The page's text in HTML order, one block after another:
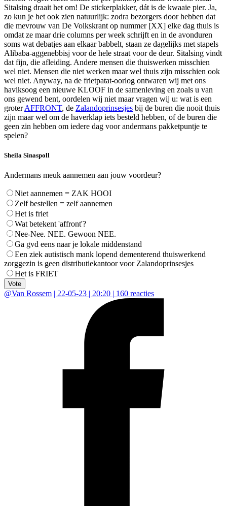
Sitalsing draait het om! De stickerplakker, dát is de kwaaie pier. Ja,
zo kun je het ook zien natuurlijk: zodra bezorgers door hebben dat
die mevrouw van De Volkskrant op nummer [XX] elke dag thuis is
omdat ze maar drie columns per week schrijft en in de avonduren
soms wat debatjes aan elkaar babbelt, staan ze dagelijks met stapels
Alibaba-aggenebbisj voor de hele straat voor de deur. Sitalsing vindt
dat fijn, die afleiding. Andere mensen die thuiswerken misschien
wel niet. Mensen die niet werken maar wel thuis zijn misschien ook
wel niet. Anyway, na de frietpatat-oorlog ontwaren wij met ons
haviksoog een nieuwe KLOOF in de samenleving en zoals u van
ons gewend bent, oordelen wij niet maar vragen wij u: wat is een
groterAFFRONT, de Zalandoprinsesjes bij de buren die nooit thuis
zijn maar wel om de haverklap iets besteld hebben, of de buren die
geen zin hebben om iedere dag voor andermans pakketpuntje te
spelen?
Sheila Sinaspoll
Andermans meuk aannemen aan jouw voordeur?
Niet aannemen = ZAK HOOI
Zelf bestellen = zelf aannemen
Het is friet
Wat betekent 'affront'?
Nee-Nee. NEE. Gewoon NEE.
Ga gvd eens naar je lokale middenstand
Een ziek autistisch mank lopend dementerend thuiswerkend
zorggezin is geen distributiekantoor voor Zalandoprinsesjes
Het is FRIET
Vote
@Van Rossem | 22-05-23 | 20:20 | 160 reacties